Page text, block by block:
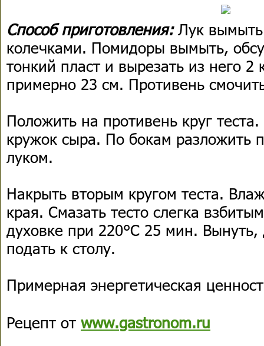
Способ приготовления:Лук
колечками. Помидоры вымыть,
тонкий пласт и вырезать из него 2
примерно 23 см. Противень
Положить на противень круг
кружок сыра. По бокам разложить
луком.
Накрыть вторым кругом теста.
края. Смазать тесто слегка
духовке при 220°C 25 мин.
подать к столу.
Примерная энергетическая
Рецепт от www.gastronom.ru